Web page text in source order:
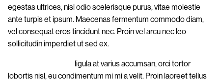
egestas ultrices, nisl odio scelerisque purus, vitae molestie
ante turpis et ipsum. Maecenas fermentum commodo diam,
vel consequat eros tincidunt nec. Proin vel arcu nec leo
sollicitudin imperdiet ut sed ex.
ligula at varius accumsan, orci tortor
lobortis nisl, eu condimentum mi mi a velit. Proin laoreet tellus